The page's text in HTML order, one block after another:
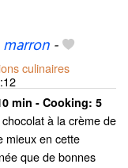
-
culinaires
min - Cooking: 5
à la crème de
mieux en cette
que de bonnes